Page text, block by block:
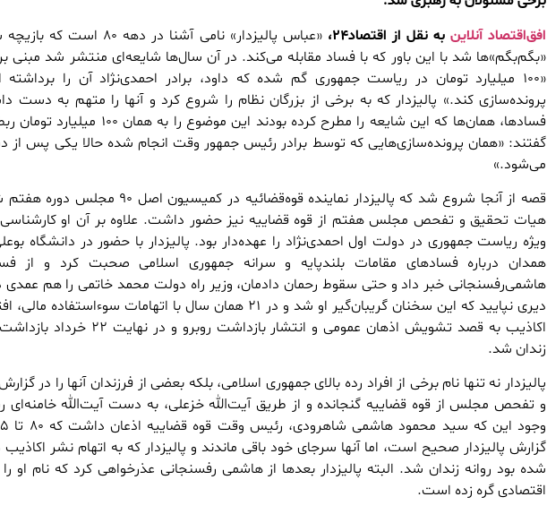
افق‌اقتصاد آنلاین به نقل از اقتصاد۲۴،
«عباس پالیزدار» نامی آشنا در دهه ۸۰
«بگم‌بگم»‌ها شد با این باور که با فساد مقابله می‌کند. در آن سال‌ها شایعه‌ای منتشر شد مبنی
«۱۰۰ میلیارد تومان در ریاست جمهوری گم شده که داود، برادر احمدی‌نژاد آن را
پرونده‌سازی کند.» پالیزدار که به برخی از بزرگان نظام را شروع کرد و آنها را متهم به دست
فسادها، همان‌ها که این شایعه را مطرح کرده بودند این موضوع را به
گفتند: «همان پرونده‌سازی‌هایی که توسط برادر رئیس جمهور وقت انجام شده حالا یکی پس از
می‌شود.»
قصه از آنجا شروع شد که پالیزدار نماینده قوه‌قضائیه در کمیسیون
هیات تحقیق و تفحص مجلس هفتم از قوه قضاییه نیز حضور داشت. علاوه بر آن او کارشناسی
ویژه ریاست جمهوری در دولت اول احمدی‌نژاد را عهده‌دار بود. پالیزدار با حضور در دانشگاه
همدان درباره فساد‌های مقامات بلندپایه و سرانه جمهوری اسلامی صحبت کرد و از
هاشمی‌رفسنجانی خبر داد و حتی سقوط رحمان دادمان، وزیر راه دولت محمد خاتمی را هم
دیری نپایید که این سخنان گریبان‌گیر او شد و در ۲۱ همان سال با اتهامات سوءاستفاده
اکاذیب به قصد تشویش اذهان عمومی و انتشار بازداشت روبرو و
زندان شد.
پالیزدار نه تنها نام برخی از افراد رده بالای جمهوری اسلامی، بلکه بعضی از فرزندان آنها را در
و تفحص مجلس از قوه قضاییه گنجانده و از طریق آیت‌الله خزعلی، به دست آیت‌الله خامنه‌ای
گزارش پالیزدار صحیح است، اما آنها سرجای خود باقی ماندند و پالیزدار که به اتهام نشر
شده بود روانه زندان شد. البته پالیزدار بعد‌ها از هاشمی رفسنجانی عذرخواهی کرد که نام او
اقتصادی گره زده است.